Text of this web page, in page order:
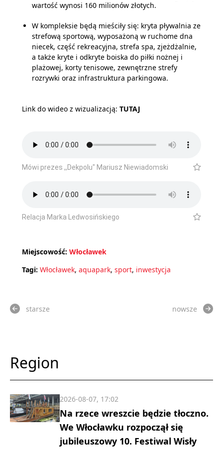
wartość wynosi 160 milionów złotych.
W kompleksie będą mieściły się: kryta pływalnia ze
strefową sportową, wyposażoną w ruchome dna
niecek, część rekreacyjna, strefa spa, zjeżdżalnie,
a także kryte i odkryte boiska do piłki nożnej i
plażowej, korty tenisowe, zewnętrzne strefy
rozrywki oraz infrastruktura parkingowa.
Link do wideo z wizualizacją: TUTAJ
Mówi prezes ,,Dekpolu" Mariusz Niewiadomski
Relacja Marka Ledwosińskiego
Miejscowość: Włocławek
Tagi: Włocławek, aquapark, sport, inwestycja
starsze nowsze
Region
Na rzece wreszcie będzie tłoczno.
We Włocławku rozpoczął się
jubileuszowy 10. Festiwal Wisły
2026-08-07, 17:02